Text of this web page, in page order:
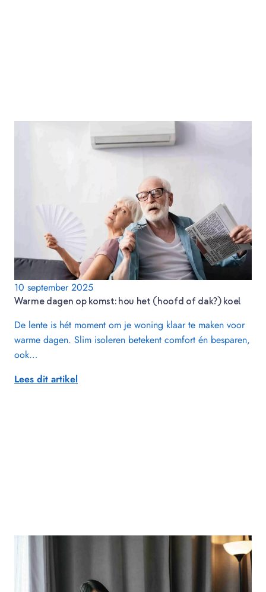
10 september 2025
Warme dagen op komst: hou het (hoofd of dak?) koel
De lente is hét moment om je woning klaar te maken voor
warme dagen. Slim isoleren betekent comfort én besparen,
ook…
Lees dit artikel